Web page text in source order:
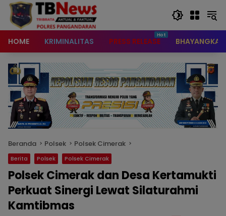
content
HOME KRIMINALITAS PRESS RELEASE BHAYANGKARI
Beranda Polsek Polsek Cimerak
Berita Polsek Polsek Cimerak
Polsek Cimerak dan Desa Kertamukti
Perkuat Sinergi Lewat Silaturahmi
Kamtibmas